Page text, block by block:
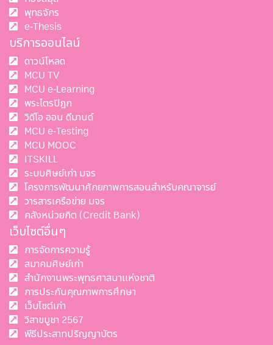
พุทธจักร
e-Thesis
บริการออนไลน์
ดาวน์โหลด
MCU TV
MCU e-Learning
พระไตรปิฎก
วิดีโอ ออน ดีมานด์
MCU e-Testing
MCU MOOC
ITSKILL
ระบบศิษย์เก่า มจร
โครงการพัฒนาศักยภาพการสอนสำหรับคณาจารย์
วารสารเครือข่าย มจร
คลังหน่วยกิต (Credit Bank)
เว็บไซต์อื่นๆ
การจัดการความรู้
สมาคมศิษย์เก่า
สำนักงานพระพุทธศาสนาแห่งชาติ
การประกันคุณภาพการศึกษา
เว็บไซต์เก่า
วิสาขบูชา 2567
พีธีประสาทปริญญาบัตร